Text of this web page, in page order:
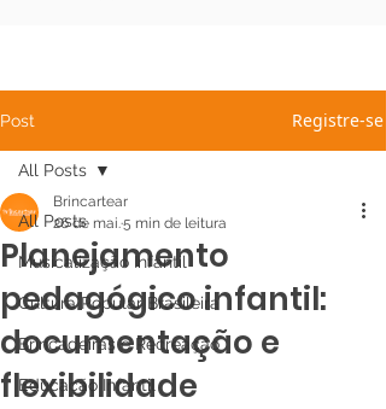
Post Registre-se
All Posts
Musicalização Infantil
Cultura Popular Brasileira
Brincadeiras e Recreação
Educação Infantil
All Posts
Planejamento
pedagógico infantil:
documentação e
flexibilidade
Brincartear
26 de mai.5 min de leitura